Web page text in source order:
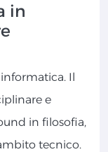
in
Il
e
in filosofia,
tecnico.